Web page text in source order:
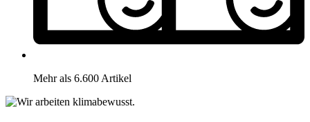
Mehr als 6.600 Artikel